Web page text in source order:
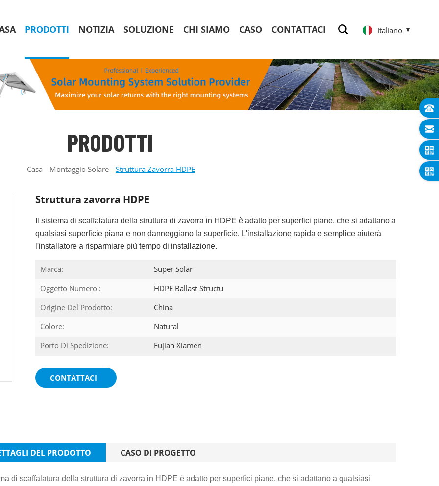
Italiano
PRODOTTI NOTIZIA SOLUZIONE CHI SIAMO CASO CONTATTACI
PRODOTTI
Casa Montaggio Solare Struttura Zavorra HDPE
Struttura zavorra HDPE
Il sistema di scaffalatura della struttura di zavorra in HDPE è adatto per superfici piane, che si adattano a
qualsiasi superficie piana e non danneggiano la superficie. L'installazione rapida e semplice aiuterà
l'installatore a risparmiare più tempo di installazione.
Marca:
Super Solar
Oggetto Numero.:
HDPE Ballast Structu
Origine Del Prodotto:
China
Colore:
Natural
Porto Di Spedizione:
Fujian Xiamen
CONTATTACI
DEL PRODOTTO CASO DI PROGETTO
di scaffalatura della struttura di zavorra in HDPE è adatto per superfici piane, che si adattano a qualsiasi